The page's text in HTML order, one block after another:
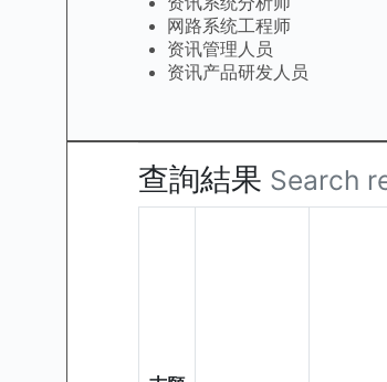
网路系统工程师
资讯管理人员
资讯产品研发人员